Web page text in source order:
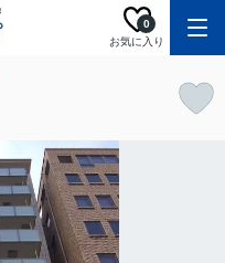
お気に入り
0